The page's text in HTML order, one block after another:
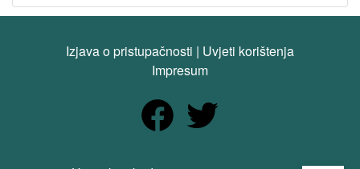
Izjava o pristupačnosti | Uvjeti korištenja
Impresum